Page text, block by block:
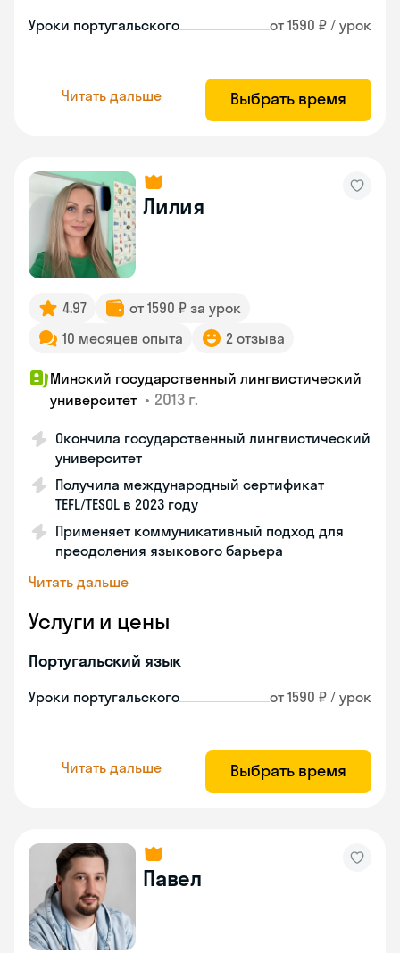
Уроки португальского от 1590 ₽ / урок
Читать дальше Выбрать время
Лилия
4.97
от 1590 ₽ за урок
10 месяцев опыта
2 отзыва
Минский государственный лингвистический
университет • 2013 г.
Окончила государственный лингвистический
университет
Получила международный сертификат
TEFL/TESOL в 2023 году
Применяет коммуникативный подход для
преодоления языкового барьера
Читать дальше
Услуги и цены
Португальский язык
Уроки португальского от 1590 ₽ / урок
Читать дальше Выбрать время
Павел